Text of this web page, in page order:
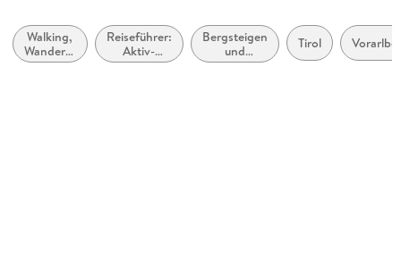
Verlag/Hersteller
Bergverlag Rother
Walking,
Wandern,
Trekking
Reiseführer:
Aktiv-
Urlaub
Bergsteigen
und
Klettern
Tirol